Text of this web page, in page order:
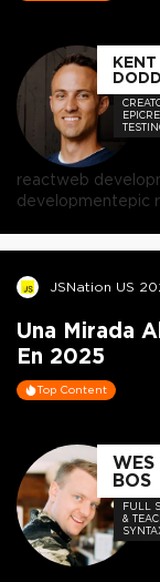
KENT
reactweb
developmentepic
JSNation US
Una Mirada
En 2025
Top Content
WES
BOS
FULL
&